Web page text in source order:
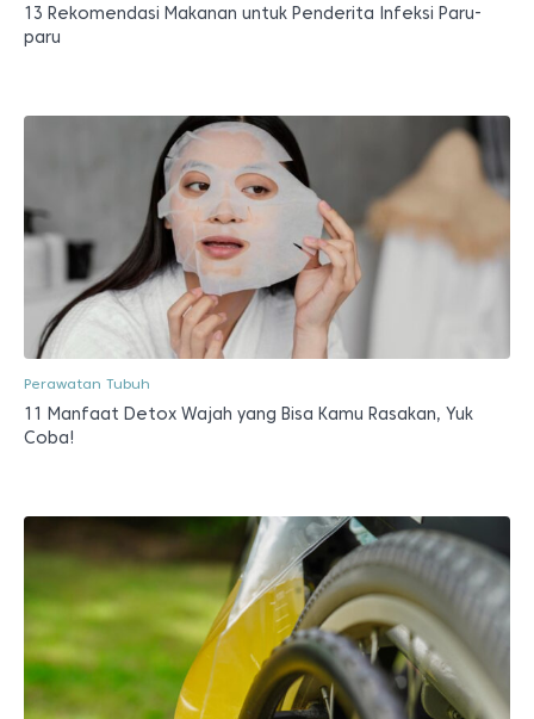
13 Rekomendasi Makanan untuk Penderita Infeksi Paru-
paru
Perawatan Tubuh
11 Manfaat Detox Wajah yang Bisa Kamu Rasakan, Yuk
Coba!